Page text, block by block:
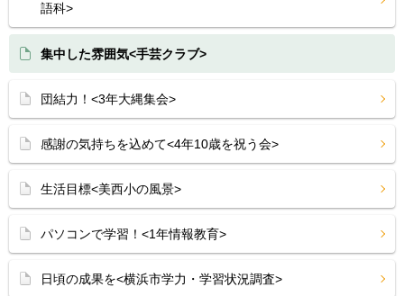
語科>
集中した雰囲気<手芸クラブ>
団結力！<3年大縄集会>
感謝の気持ちを込めて<4年10歳を祝う会>
生活目標<美西小の風景>
パソコンで学習！<1年情報教育>
日頃の成果を<横浜市学力・学習状況調査>